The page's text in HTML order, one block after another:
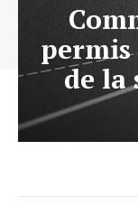
de la